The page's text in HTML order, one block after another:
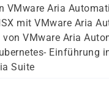
Aria
mit VMware Aria
VMware Aria
Einführung
Suite